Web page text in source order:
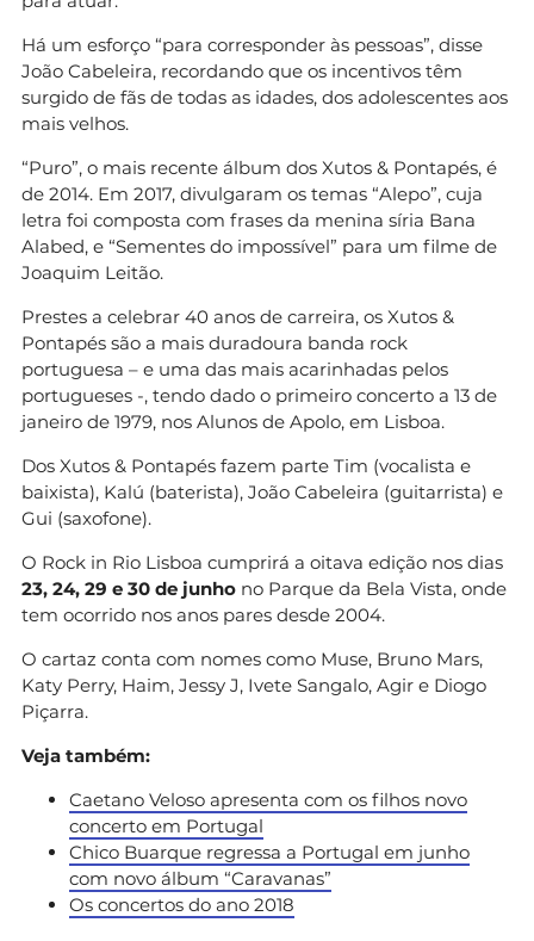
Há um esforço “para corresponder às pessoas”, disse
João Cabeleira, recordando que os incentivos têm
surgido de fãs de todas as idades, dos adolescentes aos
mais velhos.
“Puro”, o mais recente álbum dos Xutos & Pontapés, é
de 2014. Em 2017, divulgaram os temas “Alepo”, cuja
letra foi composta com frases da menina síria Bana
Alabed, e “Sementes do impossível” para um filme de
Joaquim Leitão.
Prestes a celebrar 40 anos de carreira, os Xutos &
Pontapés são a mais duradoura banda rock
portuguesa – e uma das mais acarinhadas pelos
portugueses -, tendo dado o primeiro concerto a 13 de
janeiro de 1979, nos Alunos de Apolo, em Lisboa.
Dos Xutos & Pontapés fazem parte Tim (vocalista e
baixista), Kalú (baterista), João Cabeleira (guitarrista) e
Gui (saxofone).
O Rock in Rio Lisboa cumprirá a oitava edição nos dias
23, 24, 29 e 30 de junho no Parque da Bela Vista, onde
tem ocorrido nos anos pares desde 2004.
O cartaz conta com nomes como Muse, Bruno Mars,
Katy Perry, Haim, Jessy J, Ivete Sangalo, Agir e Diogo
Piçarra.
Veja também:
Caetano Veloso apresenta com os filhos novo
concerto em Portugal
Chico Buarque regressa a Portugal em junho
com novo álbum “Caravanas”
Os concertos do ano 2018